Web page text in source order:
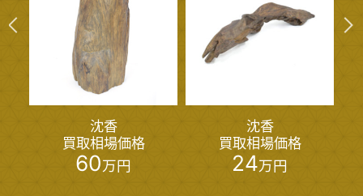
沈香
買取相場価格
60万円
沈香
買取相場価格
24万円